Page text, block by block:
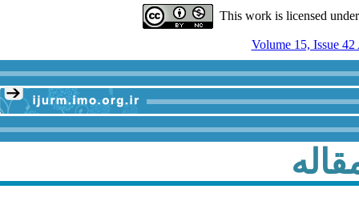
This work is licensed